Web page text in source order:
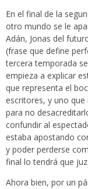
En el final de la
otro mundo se le
Adán, Jonas del
(frase que define
tercera temporada
empieza a explicar
que representa el
escritores, y uno que
para no
confundir al
estaba apostando
y poder perderse
final lo tendrá que
Ahora bien, por un